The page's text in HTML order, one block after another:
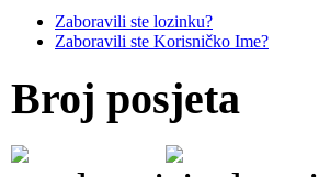
Zaboravili ste lozinku?
Zaboravili ste Korisničko Ime?
Broj posjeta